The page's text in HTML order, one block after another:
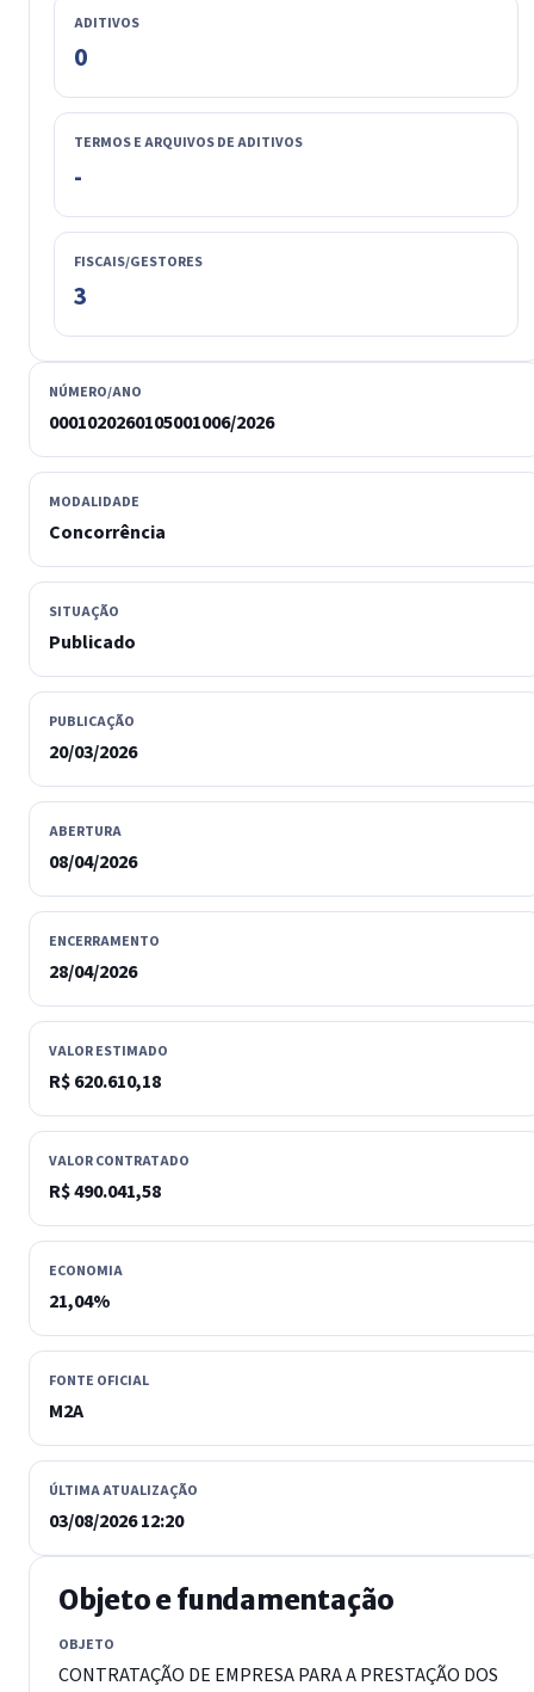
ADITIVOS
0
TERMOS E ARQUIVOS DE ADITIVOS
-
FISCAIS/GESTORES
3
NÚMERO/ANO
0001020260105001006/2026
MODALIDADE
Concorrência
SITUAÇÃO
Publicado
PUBLICAÇÃO
20/03/2026
ABERTURA
08/04/2026
ENCERRAMENTO
28/04/2026
VALOR ESTIMADO
R$ 620.610,18
VALOR CONTRATADO
R$ 490.041,58
ECONOMIA
21,04%
FONTE OFICIAL
M2A
ÚLTIMA ATUALIZAÇÃO
03/08/2026 12:20
Objeto e fundamentação
OBJETO
CONTRATAÇÃO DE EMPRESA PARA A PRESTAÇÃO DOS